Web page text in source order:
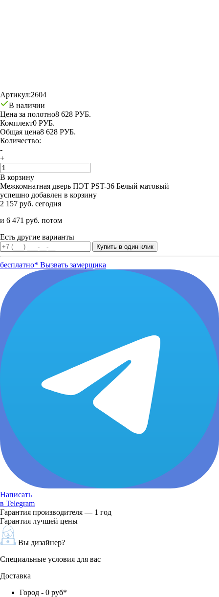
Артикул:2604
В наличии
Цена за полотно8 628 РУБ.
Комплект0 РУБ.
Общая цена8 628 РУБ.
Количество:
-
+
В корзину
Межкомнатная дверь ПЭТ PST-36 Белый матовый
успешно добавлен в корзину
2 157 руб. сегодня
и 6 471 руб. потом
Есть другие варианты
бесплатно* Вызвать замерщика
Написать
в Telegram
Гарантия производителя — 1 год
Гарантия лучшей цены
Вы дизайнер?
Специальные условия для вас
Доставка
Город - 0 руб*